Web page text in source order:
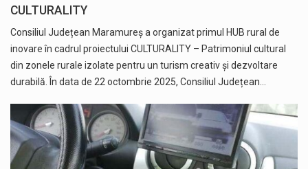
CULTURALITY
Consiliul Județean Maramureș a organizat primul HUB rural de
inovare în cadrul proiectului CULTURALITY – Patrimoniul cultural
din zonele rurale izolate pentru un turism creativ și dezvoltare
durabilă. În data de 22 octombrie 2025, Consiliul Județean…